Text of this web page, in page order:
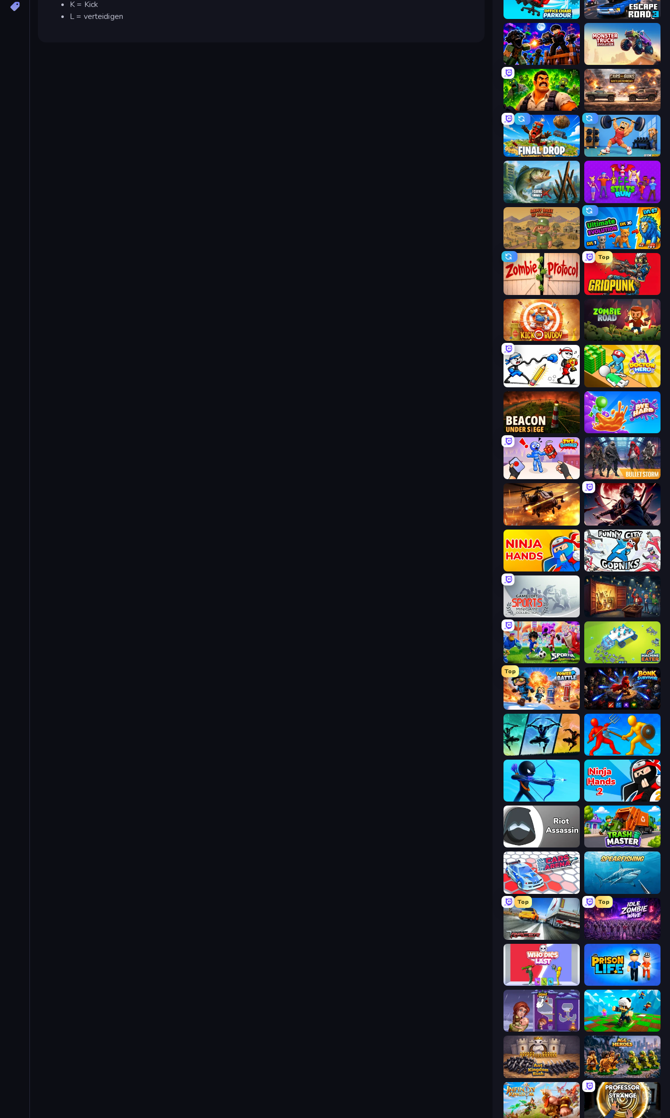
K = Kick
L = verteidigen
Office Chair Parkour Escape Road 3
Base Obby: Zombie Defense Monster Truck Evolution
Zombie Lab Escape Cars with Guns: Wasteland Showdown
Final Drop Gym Boss
Fishing Anomaly Stilts Run
Army Base Of America Ultimate Evolution
Zombie Protocol
Top
Kick the Buddy Zombie Road
Doodle Smash Doctor Hero
Beacon Under Siege Dye Hard
TNT Bomber Bulletstorm
Heli Military Base Samurai's Shadow
Ninja Hands Funny City: Gopniks
Gameloft Sports Minigame Collection Container Auction
Sportia Football Cup Machine Eater
Top
Tower Battle
Shadow Ninja Revenge Epic Sword Battle! Fight in Arena
Archers Random Ninja Hands 2
Riot Assassin Trash Master
Cars Arena Spearfishing
Top
Traffic Racer
Top
Idle Zombie Wave: Survivors
Who Dies Last? Prison Life
Home Pin 2 Robby: Many Games
Ant Kingdom Rush Age of Heroes